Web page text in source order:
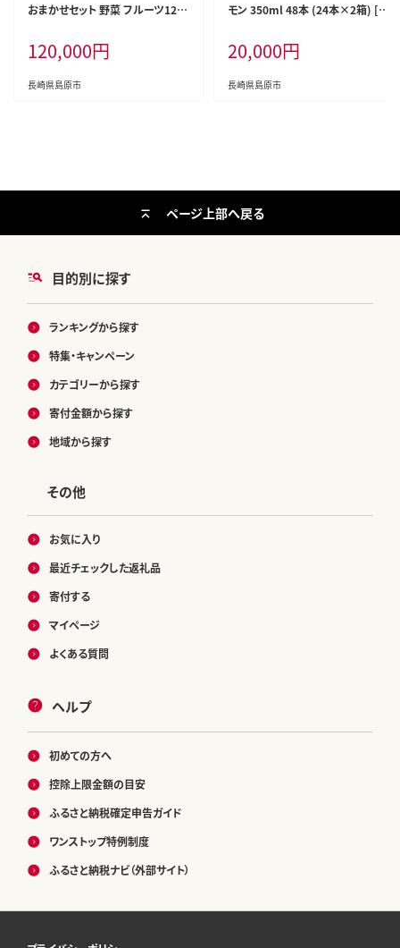
おまかせセット 野菜 フルーツ12～
ツ 卵 鶏卵 セット 詰め合わせ 産地
直送 春 夏 秋 冬 フードショップ江
戸屋 長崎県 島原市 ふるさと納税 ]
120,000円
長崎県島原市
モン 350ml 48本 (24本×2箱) [
チューハイ ハイボール れもん 檸
檬 7% 人気 おすすめ ギフト プレゼ
ント ご自宅用 日常使い 普段使い
20,000円
長崎県島原市
目的別に探す
ランキングから探す
特集・キャンペーン
カテゴリーから探す
寄付金額から探す
地域から探す
その他
お気に入り
最近チェックした返礼品
寄付する
マイページ
よくある質問
ヘルプ
初めての方へ
控除上限金額の目安
ふるさと納税確定申告ガイド
ワンストップ特例制度
ふるさと納税ナビ（外部サイト）
ページ上部へ戻る